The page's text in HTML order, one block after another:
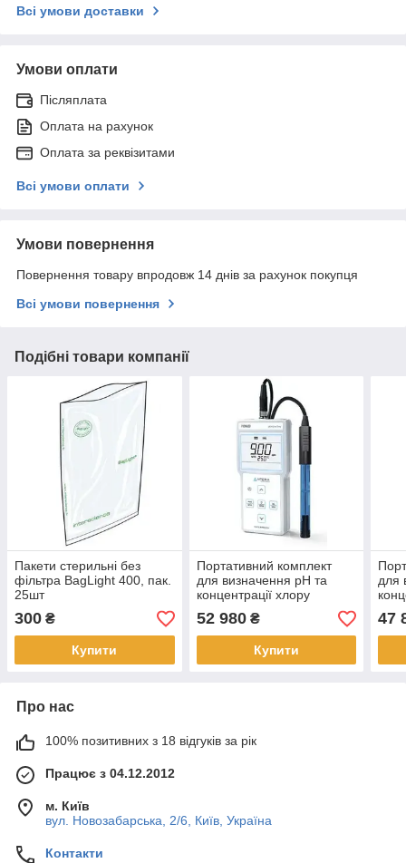
Всі умови доставки
Умови оплати
Післяплата
Оплата на рахунок
Оплата за реквізитами
Всі умови оплати
Умови повернення
Повернення товару впродовж 14 днів за рахунок покупця
Всі умови повернення
Подібні товари компанії
Пакети стерильні без
фільтра BagLight 400, пак.
25шт
300 ₴
Купити
Портативний комплект
для визначення pH та
концентрації хлору
PION400-CL
52 980₴
Купити
для
47
Про нас
100% позитивних з 18 відгуків за рік
Працює з 04.12.2012
м. Київ
вул. Новозабарська, 2/6, Київ, Україна
Контакти